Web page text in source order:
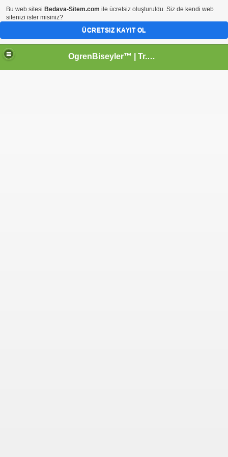
OgrenBiseyler™ | Tr.Gg Kişisel Profesyonel
Bu web sitesi Bedava-Sitem.com ile ücretsiz oluşturuldu. Siz de kendi web
sitenizi ister misiniz?
ÜCRETSIZ KAYIT OL